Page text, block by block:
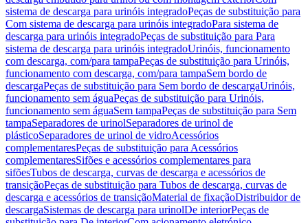
sistema de descarga para urinóis integradoPeças de substituição para
Com sistema de descarga para urinóis integradoPara sistema de
descarga para urinóis integradoPeças de substituição para Para
sistema de descarga para urinóis integradoUrinóis, funcionamento
com descarga, com/para tampaPeças de substituição para Urinóis,
funcionamento com descarga, com/para tampaSem bordo de
descargaPeças de substituição para Sem bordo de descargaUrinóis,
funcionamento sem águaPeças de substituição para Urinóis,
funcionamento sem águaSem tampaPeças de substituição para Sem
tampaSeparadores de urinolSeparadores de urinol de
plásticoSeparadores de urinol de vidroAcessórios
complementaresPeças de substituição para Acessórios
complementaresSifões e acessórios complementares para
sifõesTubos de descarga, curvas de descarga e acessórios de
transiçãoPeças de substituição para Tubos de descarga, curvas de
descarga e acessórios de transiçãoMaterial de fixaçãoDistribuidor de
descargaSistemas de descarga para urinolDe interiorPeças de